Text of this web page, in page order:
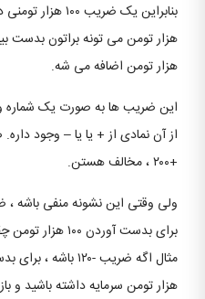
هزار تومن اضافه می شه.
این ضریب ها به صورت یک شماره
از آن نمادی از + یا یا – وجود
+۲۰۰ ، مخالف هستن.
ولی وقتی این نشونه منفی
برای بدست آوردن